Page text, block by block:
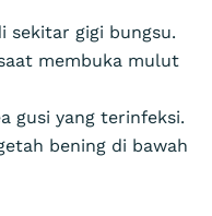
sekitar gigi bungsu.
membuka mulut
gusi yang terinfeksi.
bening di bawah